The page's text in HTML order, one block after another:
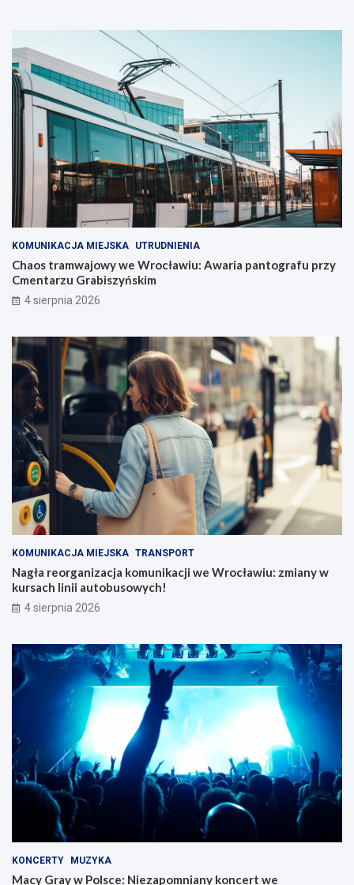
KOMUNIKACJA MIEJSKA UTRUDNIENIA
Chaos tramwajowy we Wrocławiu: Awaria pantografu przy
Cmentarzu Grabiszyńskim
4 sierpnia 2026
KOMUNIKACJA MIEJSKA TRANSPORT
Nagła reorganizacja komunikacji we Wrocławiu: zmiany w
kursach linii autobusowych!
4 sierpnia 2026
KONCERTY MUZYKA
Macy Gray w Polsce: Niezapomniany koncert we